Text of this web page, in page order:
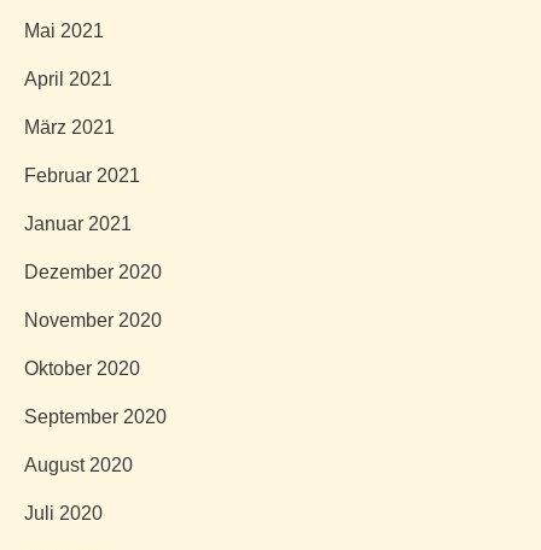
Mai 2021
April 2021
März 2021
Februar 2021
Januar 2021
Dezember 2020
November 2020
Oktober 2020
September 2020
August 2020
Juli 2020